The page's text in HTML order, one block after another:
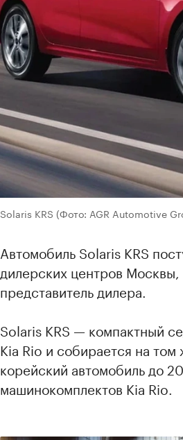
Solaris KRS (Фото: AGR Automotive
Автомобиль Solaris KRS
дилерских центров
представитель дилера.
Solaris KRS — компактный
Kia Rio и собирается на
корейский автомобиль до
машинокомплектов Kia Rio.